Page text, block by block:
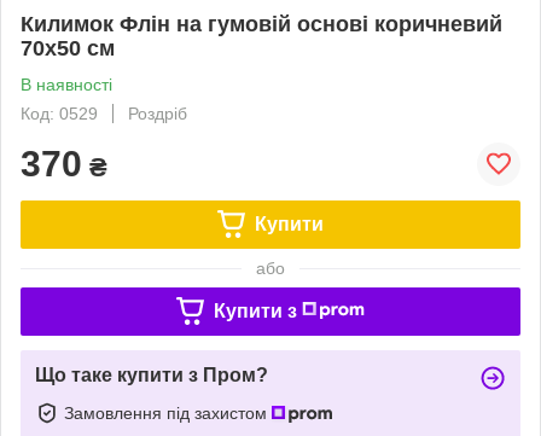
Килимок Флін на гумовій основі коричневий
70х50 см
В наявності
Код: 0529
Роздріб
370 ₴
Купити
або
Купити з
Що таке купити з Пром?
Замовлення під захистом